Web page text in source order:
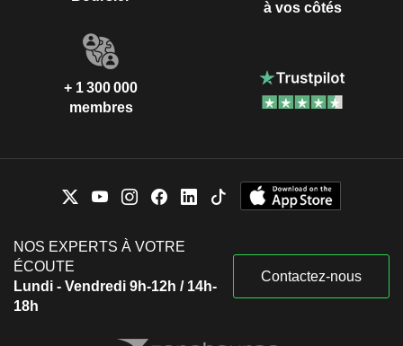
à vos côtés
+ 1 300 000
membres
NOS EXPERTS À VOTRE
ÉCOUTE
Lundi - Vendredi 9h-12h / 14h-
18h
Contactez-nous